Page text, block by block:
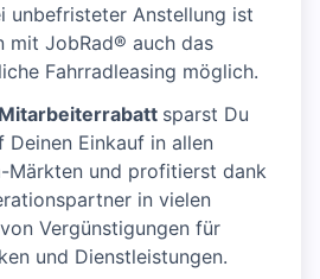
unbefristeter Anstellung ist
mit JobRad® auch das
Fahrradleasing möglich.
sparst Du
Deinen Einkauf in allen
Märkten und profitierst dank
in vielen
Vergünstigungen für
und Dienstleistungen.